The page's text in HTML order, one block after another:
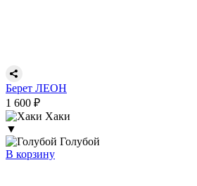
Берет ЛЕОН
1 600 ₽
Хаки
▼
Голубой
В корзину